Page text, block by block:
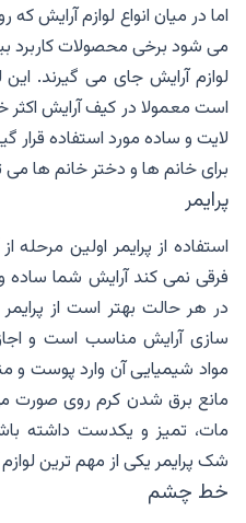
اما در میان انواع لوازم آرایش
می شود برخی محصولات کاربرد
لوازم آرایش جای می گیرند.
است معمولا در کیف آرایش اکثر
لایت و ساده مورد استفاده قرار
برای خانم ها و دختر خانم ها می
پرایمر
استفاده از پرایمر اولین
فرقی نمی کند آرایش شما
در هر حالت بهتر است از پرایمر
سازی آرایش مناسب است و
مواد شیمیایی آن وارد پوست و
مانع برق شدن کرم روی صورت
مات، تمیز و یکدست داشته
شک پرایمر یکی از مهم ترین
خط چشم